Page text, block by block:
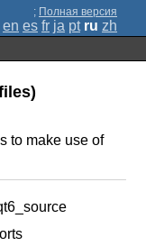
; Полная версия
en es fr ja pt ru zh
to make use of